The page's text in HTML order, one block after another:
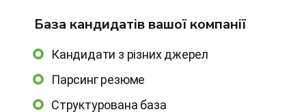
База кандидатів вашої компанії
Кандидати з різних джерел
Парсинг резюме
Структурована база